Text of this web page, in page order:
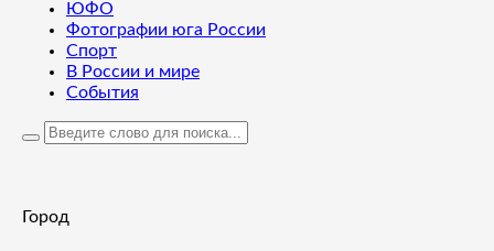
ЮФО
Фотографии юга России
Спорт
В России и мире
События
Город